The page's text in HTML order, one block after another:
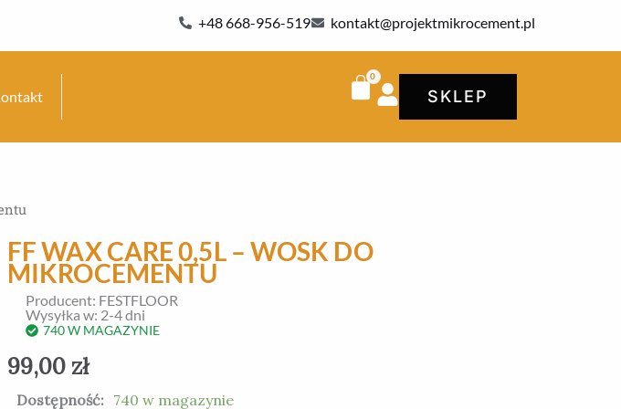
+48 668-956-519 kontakt@projektmikrocement.pl
SKLEP
FF WAX CARE 0,5L – WOSK DO
MIKROCEMENTU
Producent: FESTFLOOR
Wysyłka w: 2-4 dni
740 W MAGAZYNIE
99,00 zł
Dostępność: 740 w magazynie
ilość